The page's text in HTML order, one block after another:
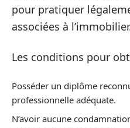
pour pratiquer
associées à
Les conditions pour
Posséder un diplôme
professionnelle adéquate.
N’avoir aucune